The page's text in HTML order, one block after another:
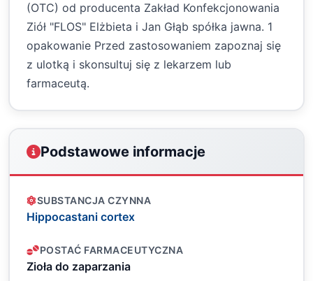
(OTC) od producenta Zakład Konfekcjonowania
Ziół "FLOS" Elżbieta i Jan Głąb spółka jawna. 1
opakowanie Przed zastosowaniem zapoznaj się
z ulotką i skonsultuj się z lekarzem lub
farmaceutą.
Podstawowe informacje
SUBSTANCJA CZYNNA
Hippocastani cortex
POSTAĆ FARMACEUTYCZNA
Zioła do zaparzania